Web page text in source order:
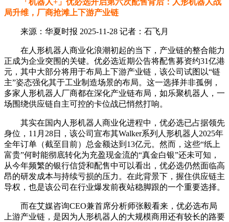
「机器人+」优必选开启第六次配售背后：人形机器人战
局升维，厂商抢滩上下游产业链
来源：华夏时报 2025-11-28 记者：石飞月
在人形机器人商业化浪潮初起的当下，产业链的整合能力
正成为企业突围的关键。优必选近期公告将配售募资约31亿港
元，其中大部分将用于布局上下游产业链，该公司试图以“链
主”姿态强化其于工业制造场景的布局。这一选择并非孤例，
多家人形机器人厂商都在深化产业链布局，如乐聚机器人，一
场围绕供应链自主可控的卡位战已悄然打响。
其实在国内人形机器人商业化进程中，优必选已占据领先
身位，11月28日，该公司宣布其Walker系列人形机器人2025年
全年订单（截至目前）总金额达到13亿元。然而，这些“纸上
富贵”何时能彻底转化为充盈现金流的“真金白银”还未可知，
从今年频繁的银行信贷和配售中可以看出，优必选仍然面临高
昂的研发成本与持续亏损的压力。在此背景下，握住供应链主
导权，也是该公司在行业爆发前夜站稳脚跟的一个重要选择。
而在艾媒咨询CEO兼首席分析师张毅看来，优必选布局
上游产业链，是因为人形机器人的大规模商用还有较长的路要